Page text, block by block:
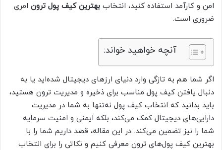
امن و کارآمد استفاده کنید، انتخاب بهترین کیف پول ترون امری
ضروری است.
آنچه خواهید خواند:
اگر شما هم به تازگی وارد دنیای ارزهای دیجیتال شده‌اید یا به
دنبال یافتن کیف پول مناسب برای ذخیره و مدیریت ترون هستید،
باید بدانید که انتخاب کیف پول نه‌تنها به شما در مدیریت
دارایی‌های دیجیتال کمک می‌کند، بلکه ایمنی و امنیت سرمایه
شما را نیز تضمین می‌کند. در این مقاله، قصد داریم شما را با
بهترین کیف پول‌های ترون معرفی کنیم و نکاتی را برای انتخاب